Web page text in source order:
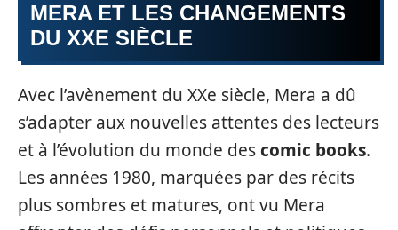
MERA ET LES CHANGEMENTS
DU XXE SIÈCLE
Avec l’avènement du XXe siècle, Mera a dû
s’adapter aux nouvelles attentes des lecteurs
et à l’évolution du monde descomic books.
Les années 1980, marquées par des récits
plus sombres et matures, ont vu Mera